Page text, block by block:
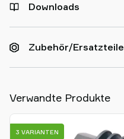
Downloads
Zubehör/Ersatzteile
Verwandte Produkte
3 VARIANTEN